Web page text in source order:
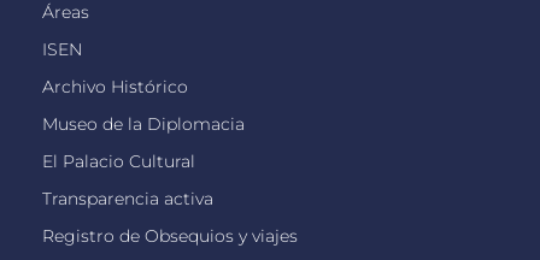
Áreas
ISEN
Archivo Histórico
Museo de la Diplomacia
El Palacio Cultural
Transparencia activa
Registro de Obsequios y viajes